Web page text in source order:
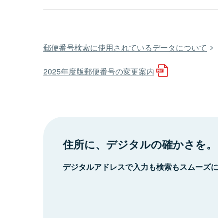
郵便番号検索に使用されているデータについて
2025年度版郵便番号の変更案内
住所に、デジタルの確かさを。
デジタルアドレスで入力も検索もスムーズ